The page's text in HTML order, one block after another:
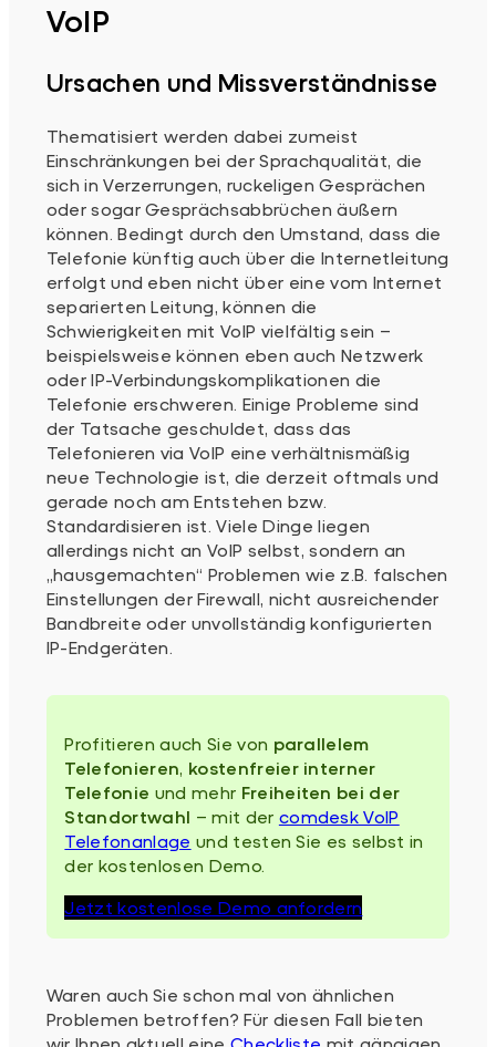
VoIP
Ursachen und Missverständnisse
Thematisiert werden dabei zumeist
Einschränkungen bei der Sprachqualität, die
sich in Verzerrungen, ruckeligen Gesprächen
oder sogar Gesprächsabbrüchen äußern
können. Bedingt durch den Umstand, dass die
Telefonie künftig auch über die Internetleitung
erfolgt und eben nicht über eine vom Internet
separierten Leitung, können die
Schwierigkeiten mit VoIP vielfältig sein –
beispielsweise können eben auch Netzwerk
oder IP-Verbindungskomplikationen die
Telefonie erschweren. Einige Probleme sind
der Tatsache geschuldet, dass das
Telefonieren via VoIP eine verhältnismäßig
neue Technologie ist, die derzeit oftmals und
gerade noch am Entstehen bzw.
Standardisieren ist. Viele Dinge liegen
allerdings nicht an VoIP selbst, sondern an
„hausgemachten“ Problemen wie z.B. falschen
Einstellungen der Firewall, nicht ausreichender
Bandbreite oder unvollständig konfigurierten
IP-Endgeräten.
Profitieren auch Sie von parallelem
Telefonieren, kostenfreier interner
Telefonie und mehr Freiheiten bei der
Standortwahl – mit der comdesk VoIP
Telefonanlage und testen Sie es selbst in
der kostenlosen Demo.
Jetzt kostenlose Demo anfordern
Waren auch Sie schon mal von ähnlichen
Problemen betroffen? Für diesen Fall bieten